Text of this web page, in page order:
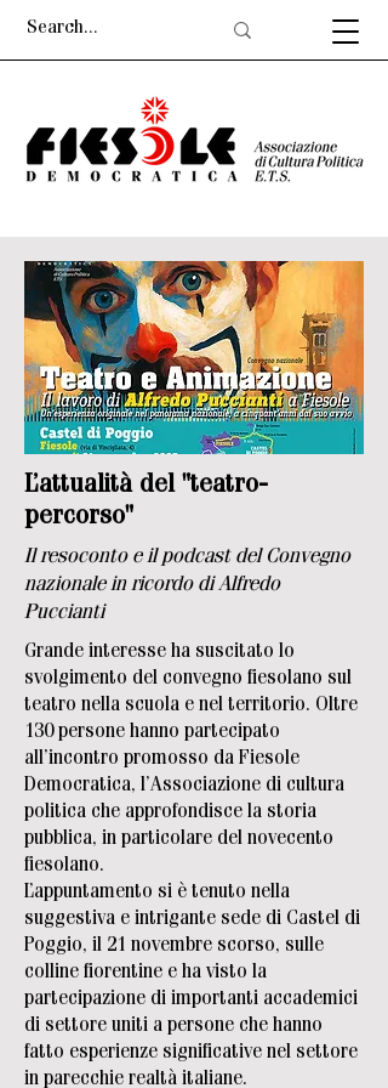
L’attualità del "teatro-
percorso"
Il resoconto e il podcast del Convegno
nazionale in ricordo di Alfredo
Puccianti
Grande interesse ha suscitato lo
svolgimento del convegno fiesolano sul
teatro nella scuola e nel territorio. Oltre
130 persone hanno partecipato
all’incontro promosso da Fiesole
Democratica, l’Associazione di cultura
politica che approfondisce la storia
pubblica, in particolare del novecento
fiesolano.
L’appuntamento si è tenuto nella
suggestiva e intrigante sede di Castel di
Poggio, il 21 novembre scorso, sulle
colline fiorentine e ha visto la
partecipazione di importanti accademici
di settore uniti a persone che hanno
fatto esperienze significative nel settore
in parecchie realtà italiane.